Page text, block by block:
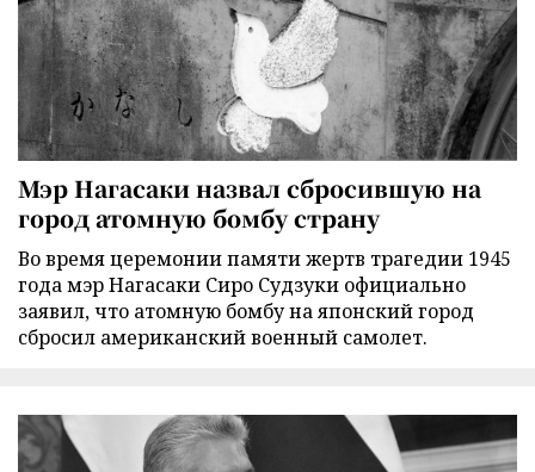
Мэр Нагасаки назвал сбросившую на
город атомную бомбу страну
Во время церемонии памяти жертв трагедии 1945
года мэр Нагасаки Сиро Судзуки официально
заявил, что атомную бомбу на японский город
сбросил американский военный самолет.